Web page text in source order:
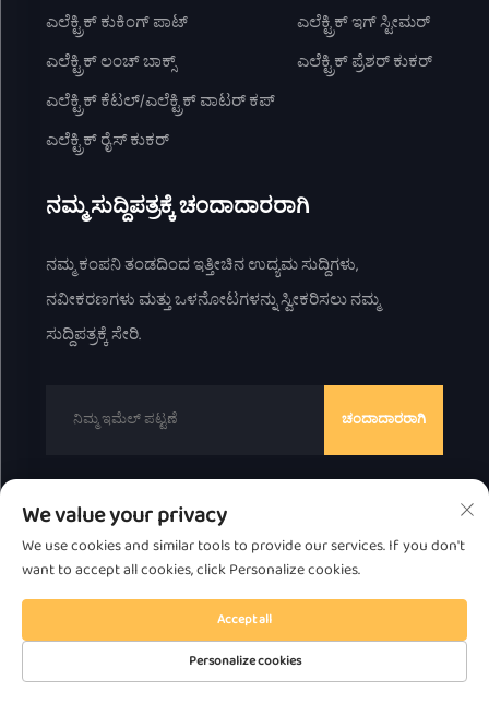
ಎಲೆಕ್ಟ್ರಿಕ್ ಕುಕಿಂಗ್ ಪಾಟ್
ಎಲೆಕ್ಟ್ರಿಕ್ ಲಂಚ್ ಬಾಕ್ಸ್
ಎಲೆಕ್ಟ್ರಿಕ್ ಕೆಟಲ್/ಎಲೆಕ್ಟ್ರಿಕ್ ವಾಟರ್ ಕಪ್
ಎಲೆಕ್ಟ್ರಿಕ್ ರೈಸ್ ಕುಕರ್
ಎಲೆಕ್ಟ್ರಿಕ್ ಇಗ್ ಸ್ಟೀಮರ್
ಎಲೆಕ್ಟ್ರಿಕ್ ಪ್ರೆಶರ್ ಕುಕರ್
ನಮ್ಮ ಸುದ್ದಿಪತ್ರಕ್ಕೆ ಚಂದಾದಾರರಾಗಿ
ನಮ್ಮ ಕಂಪನಿ ತಂಡದಿಂದ ಇತ್ತೀಚಿನ ಉದ್ಯಮ ಸುದ್ದಿಗಳು,
ನವೀಕರಣಗಳು ಮತ್ತು ಒಳನೋಟಗಳನ್ನು ಸ್ವೀಕರಿಸಲು ನಮ್ಮ
ಸುದ್ದಿಪತ್ರಕ್ಕೆ ಸೇರಿ.
ಚಂದಾದಾರರಾಗಿ
Copyright © 2025 by Chaozhou Great Bear Technology
Co., Ltd.
ಗೌಪ್ಯತಾ ನೀತಿ
ಮೇಲಕ್ಕೆ ಸ್ಕ್ರಾಲ್ ಮಾಡಿ
ಮುಖ್ಯ ಪುಟ ಉತ್ಪನ್ನ ನಮ್ಮ ಬಗ್ಗೆ ಸಂಪರ್ಕಿಸಿ
We value your privacy
We use cookies and similar tools to provide our services. If you don't
want to accept all cookies, click Personalize cookies.
Personalize cookies
Accept all